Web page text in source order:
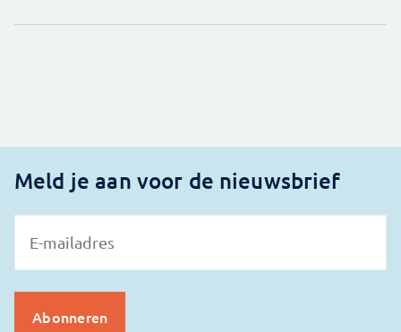
Meld je aan voor de nieuwsbrief